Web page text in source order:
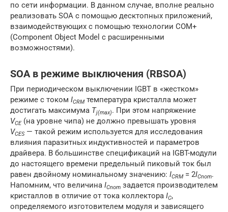
по сети информации. В данном случае, вполне реально
реализовать SOA c помощью десктопных приложений,
взаимодействующих с помощью технологии COM+
(Component Object Model с расширенными
возможностями).
SOA в режиме выключения (RBSOA)
При периодическом выключении IGBT в «жестком»
режиме с током ICRMтемпература кристалла может
достигать максимума Tj(max). При этом напряжение
VCE(на уровне чипа) не должно превышать уровня
VCES— такой режим используется для исследования
влияния паразитных индуктивностей и параметров
драйвера. В большинстве спецификаций на IGBT-модули
до настоящего времени предельный пиковый ток был
равен двойному номинальному значению: ICRM= 2ICnom.
Напомним, что величина ICnom задается производителем
кристаллов в отличие от тока коллектора IC,
определяемого изготовителем модуля и зависящего